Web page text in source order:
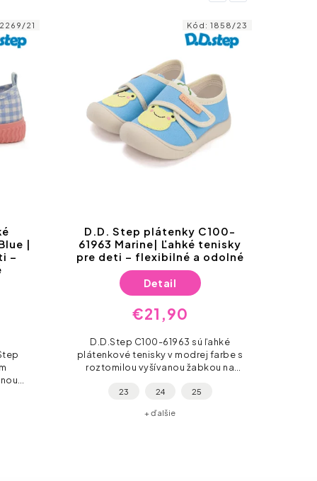
|
–
2269/21
D.D. Step plátenky C100-
61963 Marine| Ľahké tenisky
pre deti – flexibilné a odolné
€21,90
Detail
D.D.Step C100-61963 sú ľahké
plátenkové tenisky v modrej farbe s
roztomilou vyšívanou žabkou na
vyberateľná stielka a flexibilná
23 24 25
+ ďalšie
Kód: 1858/23